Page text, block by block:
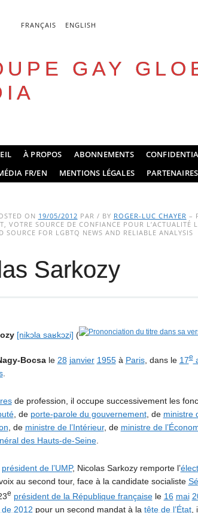
FRANÇAIS ENGLISH
GAY
À PROPOS ABONNEMENTS
FR/EN
MENTIONS LÉGALES
ON 19/05/2012 PAR / BY ROGER-LUC CHAYER –
VOTRE SOURCE DE CONFIANCE POUR L’ACTUALITÉ
SOURCE FOR LGBTQ NEWS AND RELIABLE ANALYSIS
Sarkozy
[nikɔla saʁkɔzi] (
Bocsale 28 janvier 1955à Paris, dans le 17e
.
de profession, il occupe successivement les
, de porte-parole du gouvernement, de ministre
, de ministre de l’Intérieur, de ministre de
des Hauts-de-Seine.
président de l’UMP, Nicolas Sarkozy remporte l’
au second tour, face à la candidate socialiste
e président de la République françaisele 16 mai
2012 pour un second mandat à la tête de l’État,